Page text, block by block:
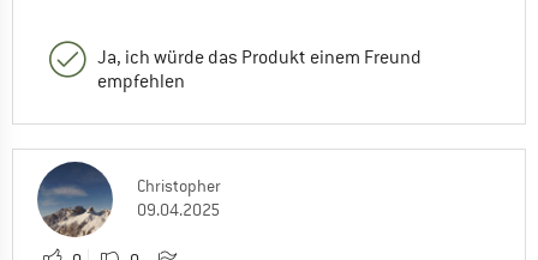
Ja, ich würde das Produkt einem Freund
empfehlen
Christopher
09.04.2025